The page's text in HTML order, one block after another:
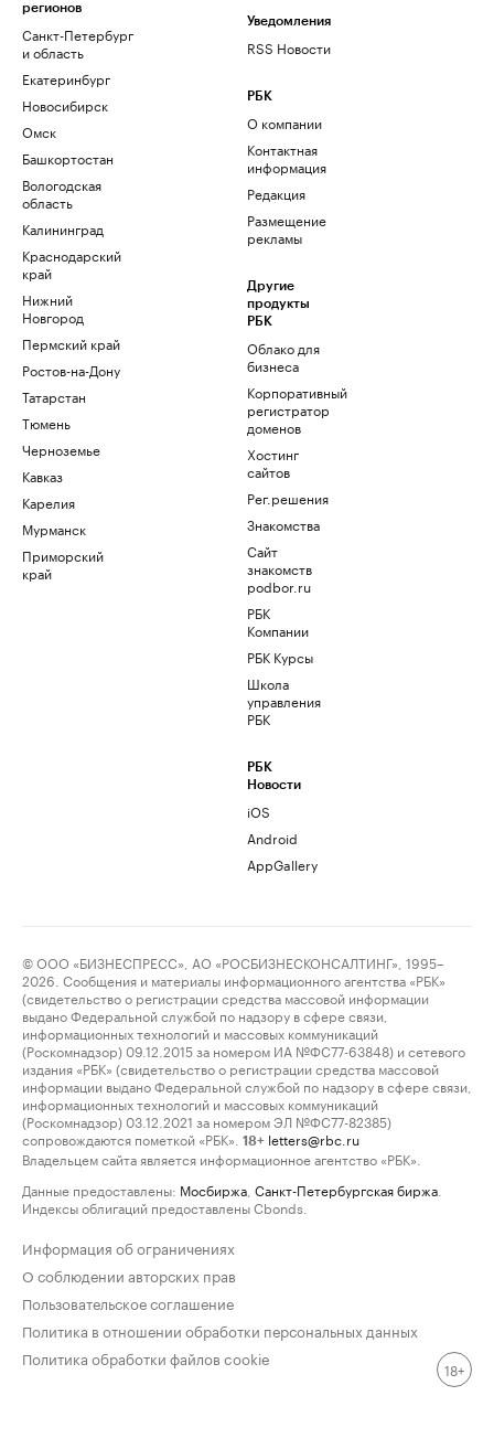
регионов
Санкт-Петербург
и область
Екатеринбург
Новосибирск
Омск
Башкортостан
Вологодская
область
Калининград
Краснодарский
край
Нижний
Новгород
Пермский край
Ростов-на-Дону
Татарстан
Тюмень
Черноземье
Кавказ
Карелия
Мурманск
Приморский
край
Уведомления
RSS Новости
РБК
О компании
Контактная
информация
Редакция
Размещение
рекламы
Другие
продукты
РБК
Облако для
бизнеса
Корпоративный
регистратор
доменов
Хостинг
сайтов
Рег.решения
Знакомства
Сайт
знакомств
podbor.ru
РБК
Компании
РБК Курсы
Школа
управления
РБК
РБК
Новости
iOS
Android
AppGallery
© ООО «БИЗНЕСПРЕСС», АО «РОСБИЗНЕСКОНСАЛТИНГ», 1995–
2026. Сообщения и материалы информационного агентства «РБК»
(свидетельство о регистрации средства массовой информации
выдано Федеральной службой по надзору в сфере связи,
информационных технологий и массовых коммуникаций
(Роскомнадзор) 09.12.2015 за номером ИА №ФС77-63848) и сетевого
издания «РБК» (свидетельство о регистрации средства массовой
информации выдано Федеральной службой по надзору в сфере связи,
информационных технологий и массовых коммуникаций
(Роскомнадзор) 03.12.2021 за номером ЭЛ №ФС77-82385)
сопровождаются пометкой «РБК».
18+ letters@rbc.ru
Владельцем сайта является информационное агентство «РБК».
Данные предоставлены: Мосбиржа Санкт-Петербургская биржа
Индексы облигаций предоставлены Cbonds.
Информация об ограничениях
О соблюдении авторских прав
Пользовательское соглашение
Политика в отношении обработки персональных данных
Политика обработки файлов cookie
18+